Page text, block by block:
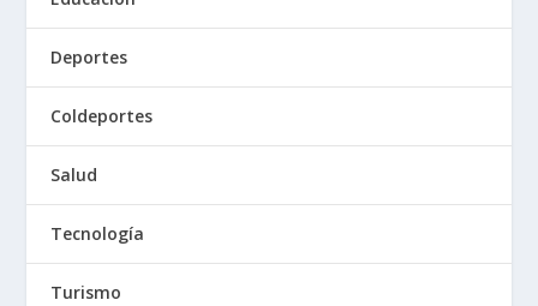
Deportes
Coldeportes
Salud
Tecnología
Turismo